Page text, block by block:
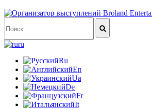
ru
Ru
En
Ua
De
Fr
It